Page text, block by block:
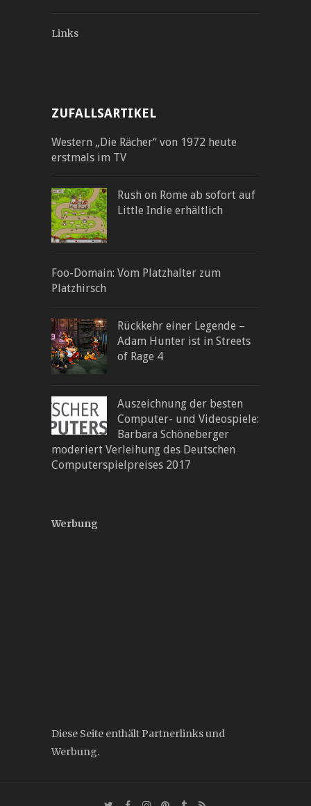
Links
ZUFALLSARTIKEL
Western „Die Rächer“ von 1972 heute
erstmals im TV
Rush on Rome ab sofort auf
Little Indie erhältlich
Foo-Domain: Vom Platzhalter zum
Platzhirsch
Rückkehr einer Legende –
Adam Hunter ist in Streets
of Rage 4
Auszeichnung der besten
Computer- und Videospiele:
Barbara Schöneberger
moderiert Verleihung des Deutschen
Computerspielpreises 2017
Werbung
Diese Seite enthält Partnerlinks und
Werbung.